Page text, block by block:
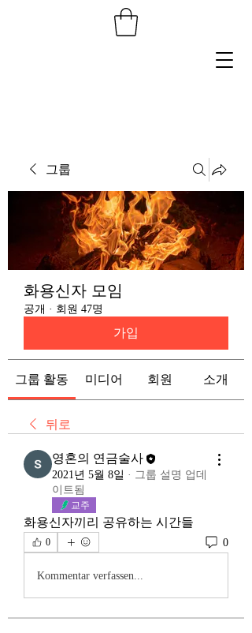
그룹
화용신자 모임
공개 · 회원 47명
가입
그룹 활동 미디어 회원 소개
뒤로
영혼의 연금술사
2021년 5월 8일 · 그룹 설명 업데
이트됨
교주
화용신자끼리 공유하는 시간들
0 0
Kommentar verfassen...